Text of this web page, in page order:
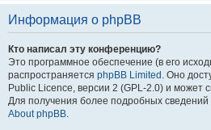
Информация о phpBB
Кто написал эту конференцию?
Это программное обеспечение (в его
распространяется phpBB Limited . Оно
Public Licence, версии 2 (GPL-2.0) и может
Для получения более подробных сведений
About phpBB.